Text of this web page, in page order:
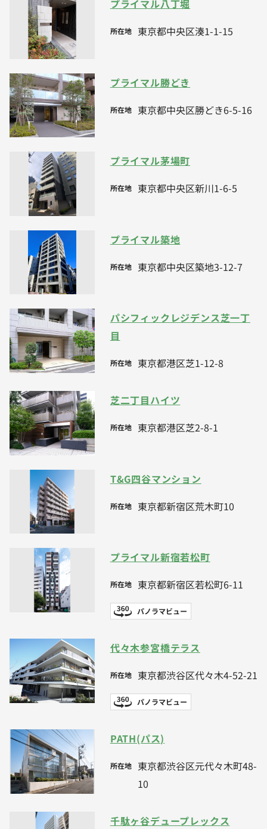
プライマル八丁堀
所在地 東京都中央区湊1-1-15
プライマル勝どき
所在地 東京都中央区勝どき6-5-16
プライマル茅場町
所在地 東京都中央区新川1-6-5
プライマル築地
所在地 東京都中央区築地3-12-7
パシフィックレジデンス芝一丁
目
所在地 東京都港区芝1-12-8
芝二丁目ハイツ
所在地 東京都港区芝2-8-1
T&G四谷マンション
所在地 東京都新宿区荒木町10
プライマル新宿若松町
所在地 東京都新宿区若松町6-11
パノラマビュー
代々木参宮橋テラス
所在地 東京都渋谷区代々木4-52-21
パノラマビュー
PATH(パス)
所在地
東京都渋谷区元代々木町48-
10
千駄ヶ谷デュープレックス